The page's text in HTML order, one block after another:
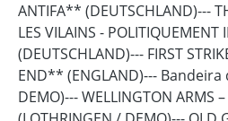
ANTIFA** (DEUTSCHLAND)---
LES VILAINS -
(DEUTSCHLAND)--- FIRST
END** (ENGLAND)--- Bandeira
DEMO)--- WELLINGTON ARMS